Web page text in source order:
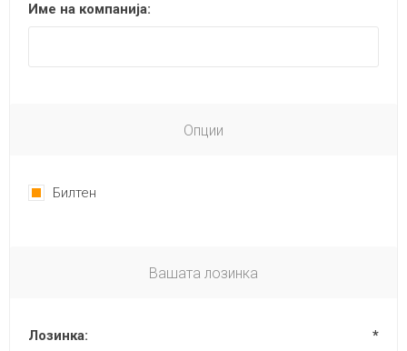
Име на компанија:
Опции
Билтен
Вашата лозинка
Лозинка: *